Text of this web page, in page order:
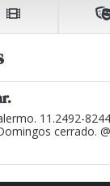
11.2492-
cerrado.